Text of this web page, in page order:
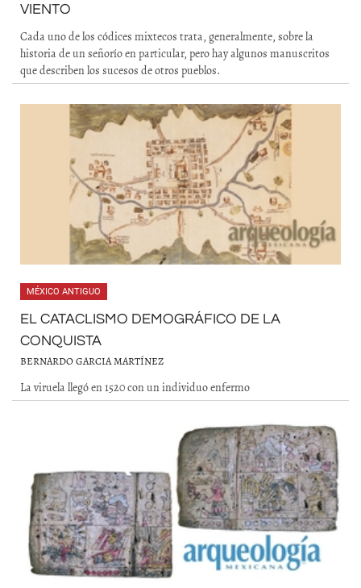
VIENTO
Cada uno de los códices mixtecos trata, generalmente, sobre la
historia de un señorío en particular, pero hay algunos manuscritos
que describen los sucesos de otros pueblos.
MÉXICO ANTIGUO
EL CATACLISMO DEMOGRÁFICO DE LA
CONQUISTA
BERNARDO GARCIA MARTÍNEZ
La viruela llegó en 1520 con un individuo enfermo